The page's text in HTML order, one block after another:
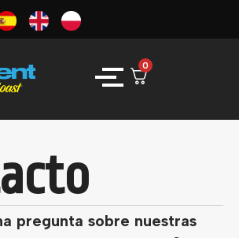
0
pregunta sobre nuestras